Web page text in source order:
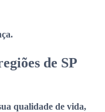
de SP
qualidade de vida,